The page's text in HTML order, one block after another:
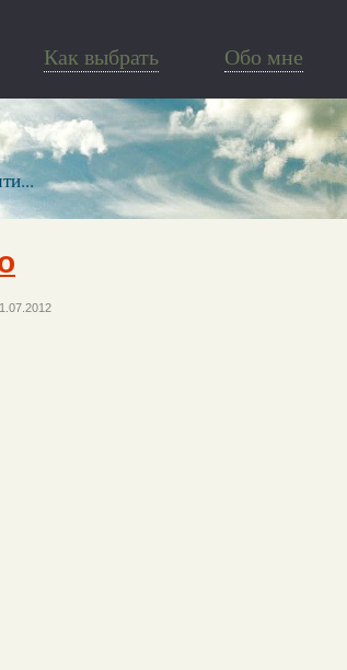
Как выбрать Обо мне